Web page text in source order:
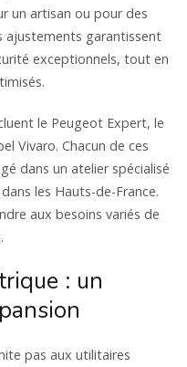
un artisan ou pour des
ajustements garantissent
exceptionnels, tout en
le Peugeot Expert, le
Vivaro. Chacun de ces
dans un atelier spécialisé
les Hauts-de-France.
aux besoins variés de
: un
pas aux utilitaires